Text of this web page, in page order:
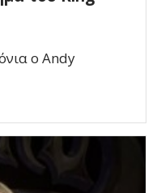
ο Andy